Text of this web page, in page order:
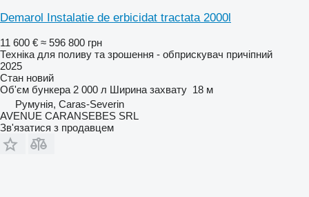
Demarol Instalatie de erbicidat tractata 2000l
11 600 € ≈ 596 800 грн
Техніка для поливу та зрошення - обприскувач причіпний
2025
Стан новий
Об'єм бункера 2 000 л Ширина захвату 18 м
Румунія, Caras-Severin
AVENUE CARANSEBES SRL
Зв'язатися з продавцем